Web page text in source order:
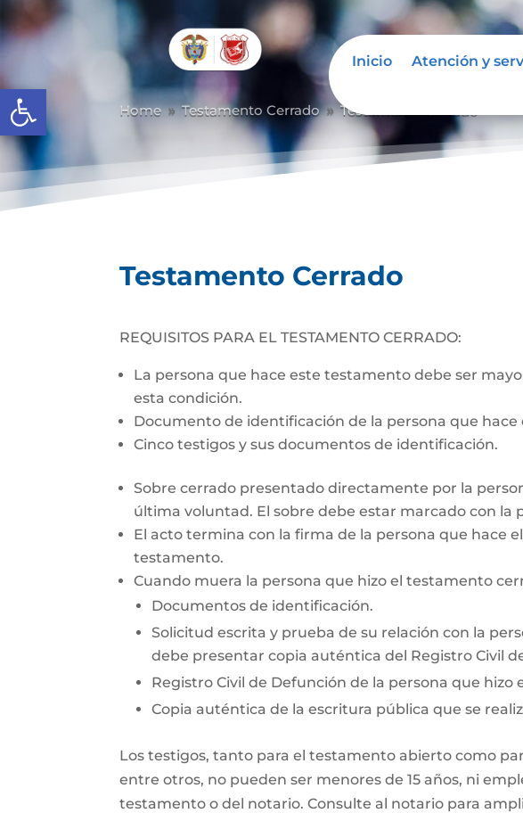
Abrir barra de herramientas
Inicio Atención y
Home 9 Testamento Cerrado 9 Testamento Cerrado
Testamento Cerrado
REQUISITOS PARA EL TESTAMENTO CERRADO:
La persona que hace este testamento debe ser
esta condición.
Documento de identificación de la persona que
Cinco testigos y sus documentos de identificación.
Sobre cerrado presentado directamente por la
última voluntad. El sobre debe estar marcado con la
El acto termina con la firma de la persona que hace
testamento.
Cuando muera la persona que hizo el testamento
Documentos de identificación.
Solicitud escrita y prueba de su relación con la
debe presentar copia auténtica del Registro Civil
Registro Civil de Defunción de la persona que hizo
Copia auténtica de la escritura pública que se
Los testigos, tanto para el testamento abierto como
entre otros, no pueden ser menores de 15 años, ni
testamento o del notario. Consulte al notario para